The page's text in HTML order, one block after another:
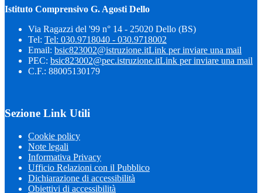
Istituto Comprensivo G. Agosti Dello
Via Ragazzi del '99 n° 14 - 25020 Dello (BS)
Tel: Tel: 030.9718040 - 030.9718002
Email: bsic823002@istruzione.itLink per inviare una mail
PEC: bsic823002@pec.istruzione.itLink per inviare una mail
C.F.: 88005130179
Sezione Link Utili
Cookie policy
Note legali
Informativa Privacy
Ufficio Relazioni con il Pubblico
Dichiarazione di accessibilità
Obiettivi di accessibilità